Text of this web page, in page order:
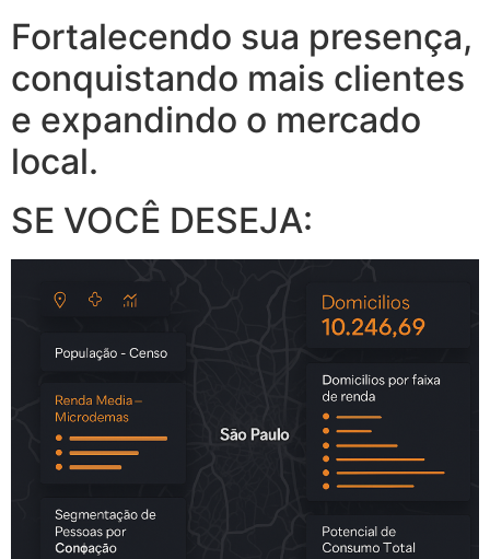
Fortalecendo sua presença,
conquistando mais clientes
e expandindo o mercado
local.
SE VOCÊ DESEJA: